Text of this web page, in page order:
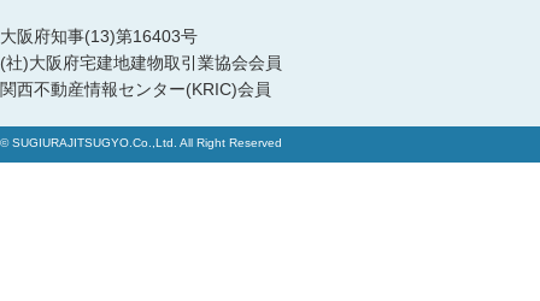
大阪府知事(13)第16403号
(社)大阪府宅建地建物取引業協会会員
関西不動産情報センター(KRIC)会員
© SUGIURAJITSUGYO.Co.,Ltd. All Right Reserved